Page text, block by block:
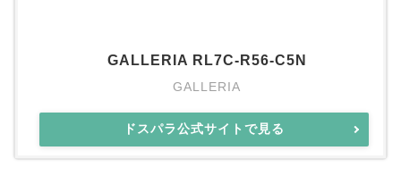
GALLERIA RL7C-R56-C5N
GALLERIA
ドスパラ公式サイトで見る